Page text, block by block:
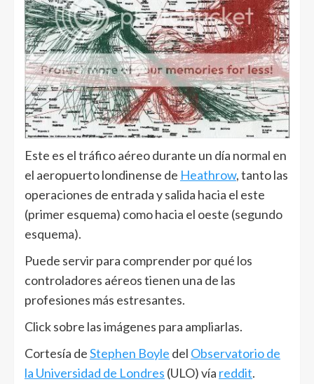
Este es el tráfico aéreo durante un día normal en
el aeropuerto londinense de Heathrow, tanto las
operaciones de entrada y salida hacia el este
(primer esquema) como hacia el oeste (segundo
esquema).
Puede servir para comprender por qué los
controladores aéreos tienen una de las
profesiones más estresantes.
Click sobre las imágenes para ampliarlas.
Cortesía deStephen Boyle del Observatorio de
la Universidad de Londres (ULO) vía reddit.